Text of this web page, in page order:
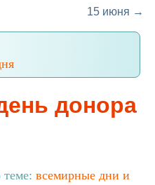
15 июня →
донора
всемирные дни и